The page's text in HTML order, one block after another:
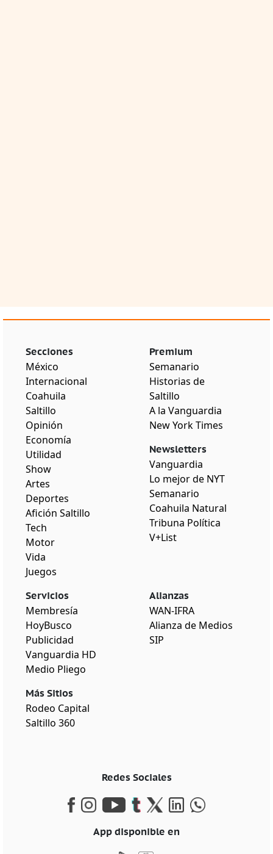
Secciones
México
Internacional
Coahuila
Saltillo
Opinión
Economía
Utilidad
Show
Artes
Deportes
Afición Saltillo
Tech
Motor
Vida
Juegos
Premium
Semanario
Historias de
Saltillo
A la Vanguardia
New York Times
Newsletters
Vanguardia
Lo mejor de NYT
Semanario
Coahuila Natural
Tribuna Política
V+List
Servicios
Membresía
HoyBusco
Publicidad
Vanguardia HD
Medio Pliego
Más Sitios
Rodeo Capital
Saltillo 360
Alianzas
WAN-IFRA
Alianza de Medios
SIP
Redes Sociales
App disponible en